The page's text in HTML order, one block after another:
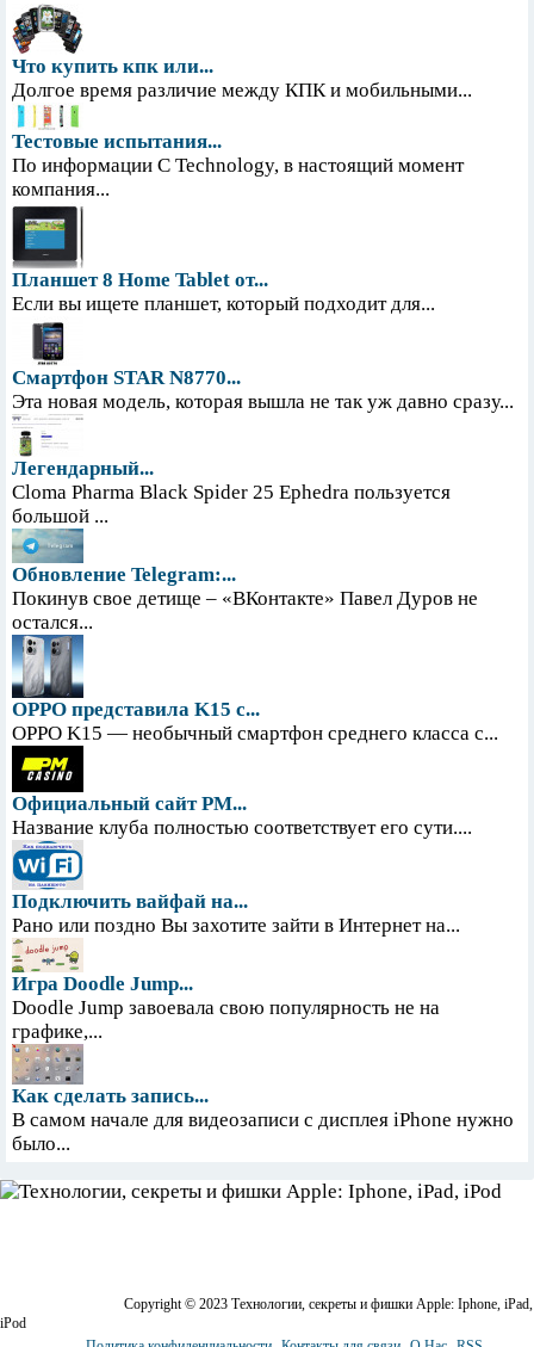
Что купить кпк или...
Долгое время различие между КПК и мобильными...
Тестовые испытания...
По информации С Technology, в настоящий момент
компания...
Планшет 8 Home Tablet от...
Если вы ищете планшет, который подходит для...
Смартфон STAR N8770...
Эта новая модель, которая вышла не так уж давно сразу...
Легендарный...
Cloma Pharma Black Spider 25 Ephedra пользуется
большой ...
Обновление Telegram:...
Покинув свое детище – «ВКонтакте» Павел Дуров не
остался...
OPPO представила K15 с...
OPPO K15 — необычный смартфон среднего класса с...
Официальный сайт PM...
Название клуба полностью соответствует его сути....
Подключить вайфай на...
Рано или поздно Вы захотите зайти в Интернет на...
Игра Doodle Jump...
Doodle Jump завоевала свою популярность не на
графике,...
Как сделать запись...
В самом начале для видеозаписи с дисплея iPhone нужно
было...
Copyright © 2023 Технологии, секреты и фишки Apple: Iphone, iPad,
iPod